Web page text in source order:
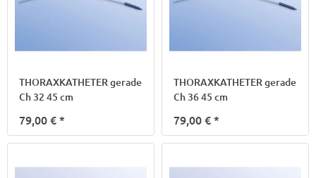
THORAXKATHETER gerade
Ch 32 45 cm
79,00 €*
THORAXKATHETER gerade
Ch 36 45 cm
79,00 €*